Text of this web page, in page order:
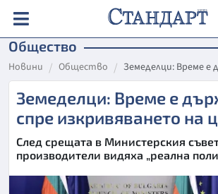
Общество
Новини Общество Земеделци: Време е
Земеделци: Време е
спре изкривяването на
След срещата в Министерския
производители видяха „реална